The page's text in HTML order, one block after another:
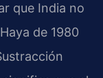
que India no
de 1980